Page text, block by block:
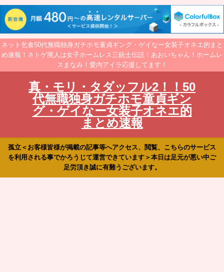
ネット乞食50代無職独身ガチホモ童貞ギング・ゲイなー女装子オネエ的まと
め速報！ネトゲ廃人は女子ホームレス三銃士伝説！あおいちゃん！ホームレ
スまなみ！愛内アイラ応援してます！
真・モリ・タダッフル2！！50
代無職独身ガチホモ童貞ギン
グ・ゲイなー女装子オネエ的
まとめ速報
孤立＜お客様皆様が掲載の記事等へアクセス、閲覧、こちらのサービス
を利用される事でかろうじて運営できています＞本日は足元が悪い中ご
足労頂き誠に有難うございます。